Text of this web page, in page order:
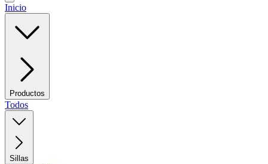
Inicio
Productos
Todos
Sillas